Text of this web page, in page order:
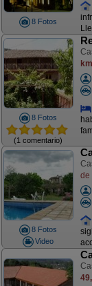
8 Fotos
8 Fotos
(1 comentario)
km
8 Fotos
Video
de